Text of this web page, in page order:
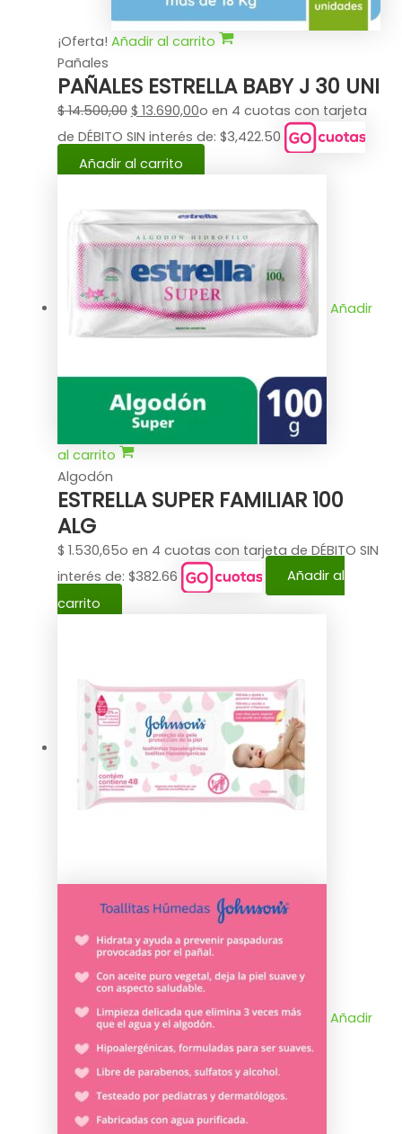
¡Oferta! Añadir al carrito
Pañales
PAÑALES ESTRELLA BABY J 30 UNI
$14.500,00 $ 13.690,00o en 4 cuotas con tarjeta
de DÉBITO SIN interés de: $3,422.50
Añadir al carrito
Añadir
al carrito
Algodón
ESTRELLA SUPER FAMILIAR 100
ALG
$ 1.530,65o en 4 cuotas con tarjeta de DÉBITO SIN
interés de: $382.66
Añadir al
carrito
Añadir